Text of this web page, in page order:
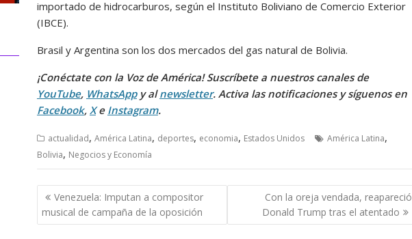
importado de hidrocarburos, según el Instituto Boliviano de Comercio Exterior
(IBCE).
Brasil y Argentina son los dos mercados del gas natural de Bolivia.
¡Conéctate con la Voz de América! Suscríbete a nuestros canales de
YouTube, WhatsApp y al newsletter. Activa las notificaciones y síguenos en
Facebook, X e Instagram.
actualidad, América Latina, deportes, economia, Estados Unidos América Latina,
Bolivia, Negocios y Economía
Navegación
de
entradas
Venezuela: Imputan a compositor
musical de campaña de la oposición
Con la oreja vendada, reapareció
Donald Trump tras el atentado